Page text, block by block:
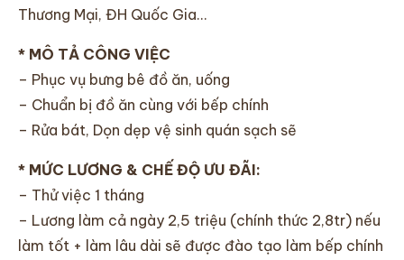
Thương Mại, ĐH Quốc Gia…
* MÔ TẢ CÔNG VIỆC
– Phục vụ bưng bê đồ ăn, uống
– Chuẩn bị đồ ăn cùng với bếp chính
– Rửa bát, Dọn dẹp vệ sinh quán sạch sẽ
* MỨC LƯƠNG & CHẾ ĐỘ ƯU ĐÃI:
– Thử việc 1 tháng
– Lương làm cả ngày 2,5 triệu (chính thức 2,8tr) nếu
làm tốt + làm lâu dài sẽ được đào tạo làm bếp chính